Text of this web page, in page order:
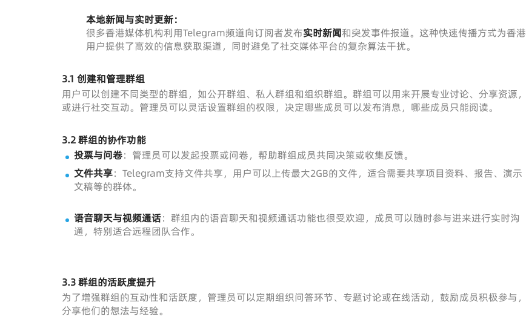
本地新闻与实时更新：
很多香港媒体机构利用Telegram频道向订阅者发布实时新闻和突发事件报道。这种快速传播方式为香港
用户提供了高效的信息获取渠道，同时避免了社交媒体平台的复杂算法干扰。
3.1 创建和管理群组
用户可以创建不同类型的群组，如公开群组、私人群组和组织群组。群组可以用来开展专业讨论、分享资源，
或进行社交互动。管理员可以灵活设置群组的权限，决定哪些成员可以发布消息，哪些成员只能阅读。
3.2 群组的协作功能
投票与问卷：管理员可以发起投票或问卷，帮助群组成员共同决策或收集反馈。
文件共享：Telegram支持文件共享，用户可以上传最大2GB的文件，适合需要共享项目资料、报告、演示
文稿等的群体。
语音聊天与视频通话：群组内的语音聊天和视频通话功能也很受欢迎，成员可以随时参与进来进行实时沟
通，特别适合远程团队合作。
3.3 群组的活跃度提升
为了增强群组的互动性和活跃度，管理员可以定期组织问答环节、专题讨论或在线活动，鼓励成员积极参与，
分享他们的想法与经验。